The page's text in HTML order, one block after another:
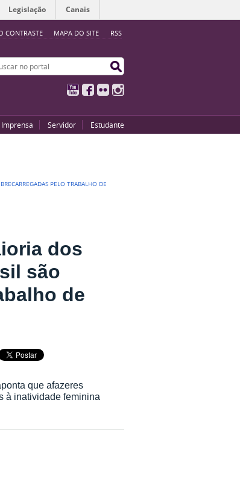
CONTRASTE MAPA DO SITE RSS
Legislação Canais
no portal
YouTubeFacebook
Flickr
Servidor Estudante
PELO TRABALHO DE
dos
são
de
que afazeres
à inatividade feminina